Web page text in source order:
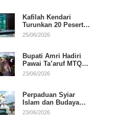
Kafilah Kendari
Turunkan 20 Peserta
pada Hari Pertama
25/06/2026
Bupati Amri Hadiri
Pawai Ta’aruf MTQ
XXXI Sultra, Beri
23/06/2026
Perpaduan Syiar
Islam dan Budaya
Warnai Pawai Ta’aruf
23/06/2026